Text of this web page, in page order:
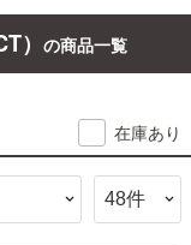
） の商品一覧
在庫あり